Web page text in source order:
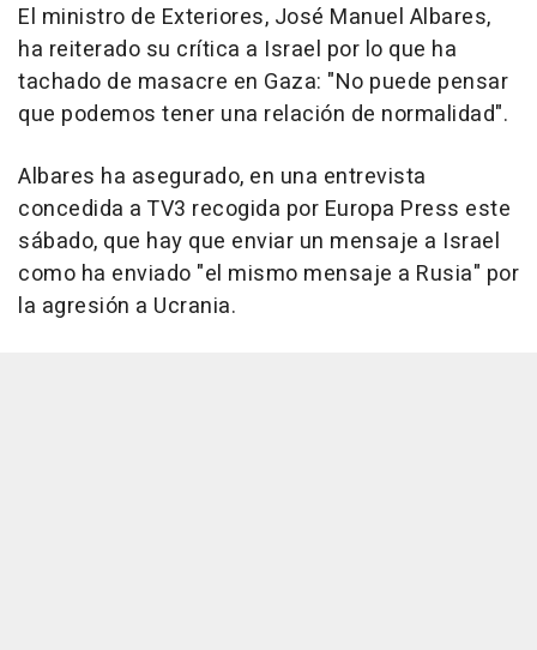
El ministro de Exteriores, José Manuel Albares,
ha reiterado su crítica a Israel por lo que ha
tachado de masacre en Gaza: "No puede pensar
que podemos tener una relación de normalidad".
Albares ha asegurado, en una entrevista
concedida a TV3 recogida por Europa Press este
sábado, que hay que enviar un mensaje a Israel
como ha enviado "el mismo mensaje a Rusia" por
la agresión a Ucrania.